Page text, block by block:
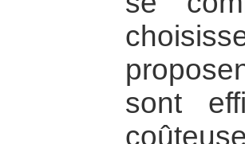
sont